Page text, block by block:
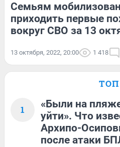
Семьям
приходить первые
вокруг СВО за 13
13 октября, 2022, 20:00 1 418
ТОП
1
«Были на
уйти». Что
Архипо-
после атаки